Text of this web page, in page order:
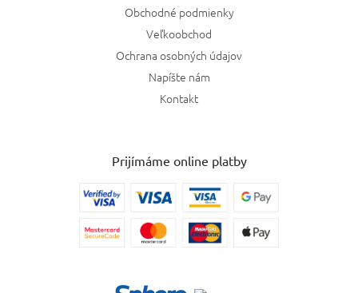
Obchodné podmienky
Veľkoobchod
Ochrana osobných údajov
Napíšte nám
Kontakt
Prijímáme online platby